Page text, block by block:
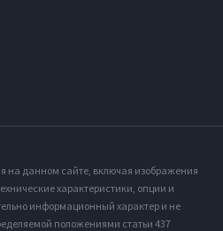
на данном сайте, включая изображения
характеристики, опции и
информационный характер и не
положениями статьи 437